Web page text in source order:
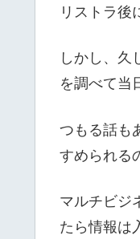
リストラ後
しかし、久
を調べて当
つもる話も
すめられる
マルチビジ
たら情報は